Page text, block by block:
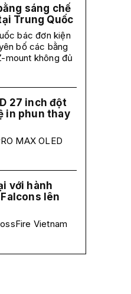
sáng chế
Trung Quốc
bác đơn kiện
bố các bằng
mount không đủ
27 inch đột
in phun thay
MAX OLED
với hành
lên
Vietnam